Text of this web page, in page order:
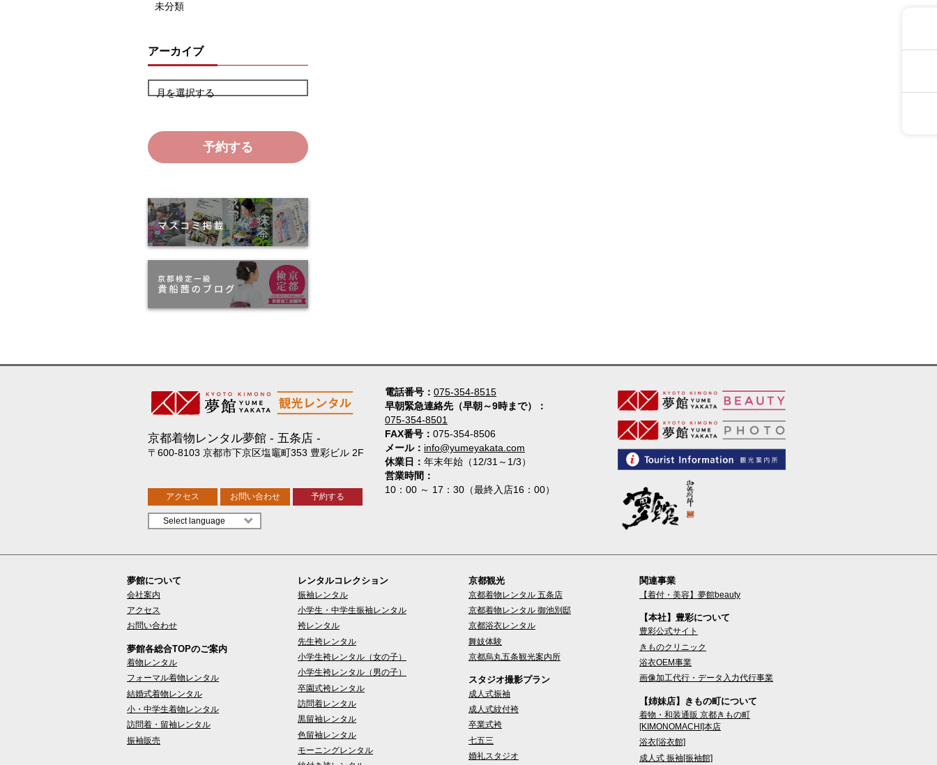
未分類
アーカイブ
月を選択する
予約する
電話番号
075-354-8515
早朝緊急連絡先（早朝～9時まで）
075-354-8501
FAX番号
075-354-8506
メール
info@yumeyakata.com
休業日
年末年始（12/31～1/3）
営業時間
10：00 ～ 17：30（最終入店16：00）
京都着物レンタル夢館 五条店
〒600-8103 京都市下京区塩竈町353 豊彩ビル 2F
アクセス お問い合わせ 予約する
夢館について
会社案内
アクセス
お問い合わせ
夢館各総合TOPのご案内
着物レンタル
フォーマル着物レンタル
結婚式着物レンタル
小・中学生着物レンタル
訪問着・留袖レンタル
振袖販売
レンタルコレクション
振袖レンタル
小学生・中学生振袖レンタル
袴レンタル
先生袴レンタル
小学生袴レンタル（女の子）
小学生袴レンタル（男の子）
卒園式袴レンタル
訪問着レンタル
黒留袖レンタル
色留袖レンタル
モーニングレンタル
京都観光
京都着物レンタル 五条店
京都着物レンタル 御池別邸
京都浴衣レンタル
舞妓体験
京都烏丸五条観光案内所
スタジオ撮影プラン
成人式振袖
成人式紋付袴
卒業式袴
七五三
婚礼スタジオ
関連事業
【着付・美容】夢館beauty
【本社】豊彩について
豊彩公式サイト
きものクリニック
浴衣OEM事業
画像加工代行・データ入力代行事業
【姉妹店】きもの町について
着物・和装通販 京都きもの町
[KIMONOMACHI]本店
浴衣[浴衣館]
成人式 振袖[振袖館]